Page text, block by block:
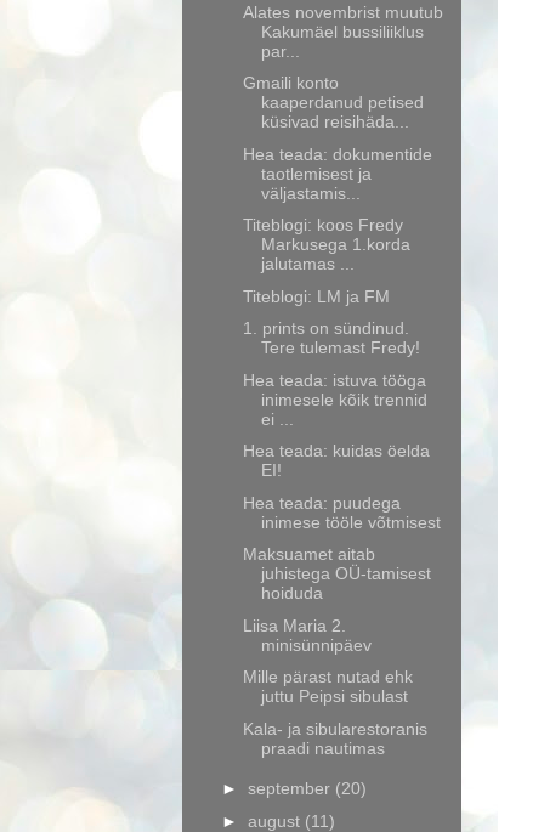
Alates novembrist muutub
Kakumäel bussiliiklus
par...
Gmaili konto
kaaperdanud petised
küsivad reisihäda...
Hea teada: dokumentide
taotlemisest ja
väljastamis...
Titeblogi: koos Fredy
Markusega 1.korda
jalutamas ...
Titeblogi: LM ja FM
1. prints on sündinud.
Tere tulemast Fredy!
Hea teada: istuva tööga
inimesele kõik trennid
ei ...
Hea teada: kuidas öelda
EI!
Hea teada: puudega
inimese tööle võtmisest
Maksuamet aitab
juhistega OÜ-tamisest
hoiduda
Liisa Maria 2.
minisünnipäev
Mille pärast nutad ehk
juttu Peipsi sibulast
Kala- ja sibularestoranis
praadi nautimas
► september (20)
► august (11)